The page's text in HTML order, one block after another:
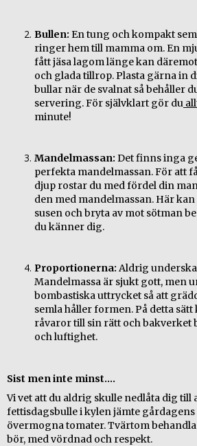
Bullen: En tung och kompakt
ringer hem till mamma om. En
fått jäsa lagom länge kan
och glada tillrop. Plasta gärna in
bullar när de svalnat så behåller
servering. För självklart gör du
minute!
Mandelmassan: Det finns inga
perfekta mandelmassan. För att
djup rostar du med fördel din
den med mandelmassan. Här
susen och bryta av mot sötman
du känner dig.
Proportionerna: Aldrig
Mandelmassa är sjukt gott, men
bombastiska uttrycket så att
semla håller formen. På detta sätt
råvaror till sin rätt och bakverket
och luftighet.
Sist men inte minst....
Vi vet att du aldrig skulle nedlåta dig till
fettisdagsbulle i kylen jämte
övermogna tomater. Tvärtom
bör, med vördnad och respekt.